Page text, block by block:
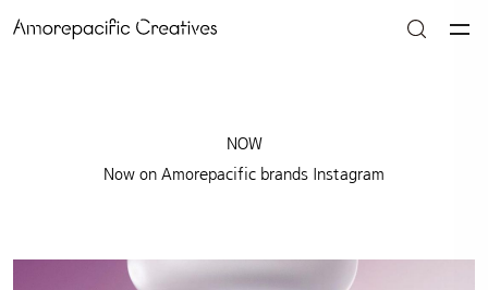
NOW
Now on Amorepacific brands Instagram